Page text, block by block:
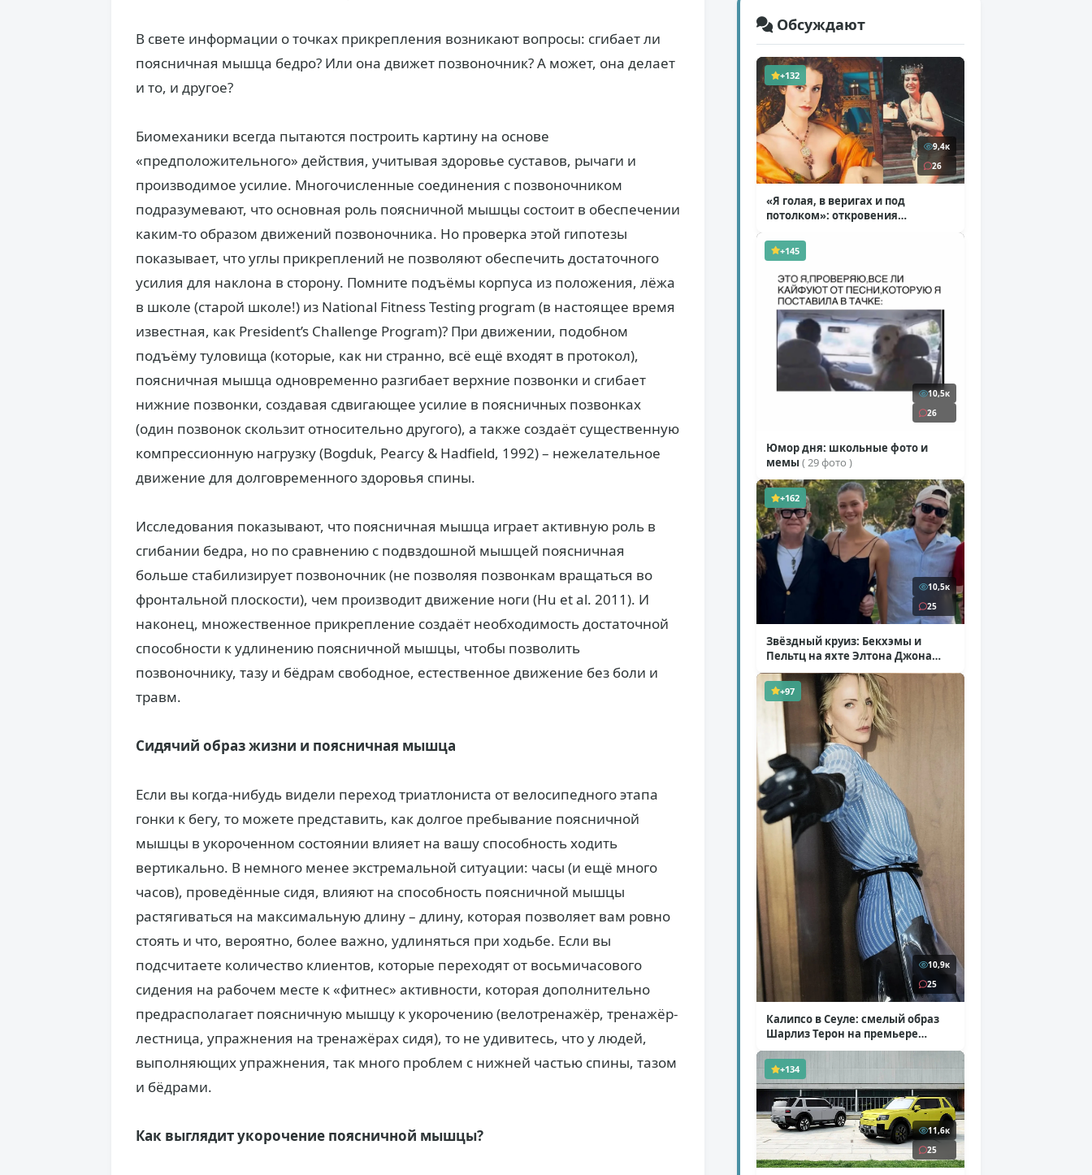
В свете информации о точках прикрепления возникают вопросы: сгибает ли
поясничная мышца бедро? Или она движет позвоночник? А может, она делает
и то, и другое?
Биомеханики всегда пытаются построить картину на основе
«предположительного» действия, учитывая здоровье суставов, рычаги и
производимое усилие. Многочисленные соединения с позвоночником
подразумевают, что основная роль поясничной мышцы состоит в обеспечении
каким-то образом движений позвоночника. Но проверка этой гипотезы
показывает, что углы прикреплений не позволяют обеспечить достаточного
усилия для наклона в сторону. Помните подъёмы корпуса из положения, лёжа
в школе (старой школе!) из National Fitness Testing program (в настоящее время
известная, как President’s Challenge Program)? При движении, подобном
подъёму туловища (которые, как ни странно, всё ещё входят в протокол),
поясничная мышца одновременно разгибает верхние позвонки и сгибает
нижние позвонки, создавая сдвигающее усилие в поясничных позвонках
(один позвонок скользит относительно другого), а также создаёт существенную
компрессионную нагрузку (Bogduk, Pearcy & Hadfield, 1992) – нежелательное
движение для долговременного здоровья спины.
Исследования показывают, что поясничная мышца играет активную роль в
сгибании бедра, но по сравнению с подвздошной мышцей поясничная
больше стабилизирует позвоночник (не позволяя позвонкам вращаться во
фронтальной плоскости), чем производит движение ноги (Hu et al. 2011). И
наконец, множественное прикрепление создаёт необходимость достаточной
способности к удлинению поясничной мышцы, чтобы позволить
позвоночнику, тазу и бёдрам свободное, естественное движение без боли и
травм.
Сидячий образ жизни и поясничная мышца
Если вы когда-нибудь видели переход триатлониста от велосипедного этапа
гонки к бегу, то можете представить, как долгое пребывание поясничной
мышцы в укороченном состоянии влияет на вашу способность ходить
вертикально. В немного менее экстремальной ситуации: часы (и ещё много
часов), проведённые сидя, влияют на способность поясничной мышцы
растягиваться на максимальную длину – длину, которая позволяет вам ровно
стоять и что, вероятно, более важно, удлиняться при ходьбе. Если вы
подсчитаете количество клиентов, которые переходят от восьмичасового
сидения на рабочем месте к «фитнес» активности, которая дополнительно
предрасполагает поясничную мышцу к укорочению (велотренажёр, тренажёр-
лестница, упражнения на тренажёрах сидя), то не удивитесь, что у людей,
выполняющих упражнения, так много проблем с нижней частью спины, тазом
и бёдрами.
Как выглядит укорочение поясничной мышцы?
Обсуждают
+132
9,4к
26
«Я голая, в веригах и под
потолком»: откровения
( 11 фото )
+145
10,5к
26
Юмор дня: школьные фото и
мемы ( 29 фото )
+162
10,5к
25
Звёздный круиз: Бекхэмы и
Пельтц на яхте Элтона Джона
( 12 фото )
+97
10,9к
25
Калипсо в Сеуле: смелый образ
Шарлиз Терон на премьере
«Одиссеи»( 6 фото )
+134
11,6к
25